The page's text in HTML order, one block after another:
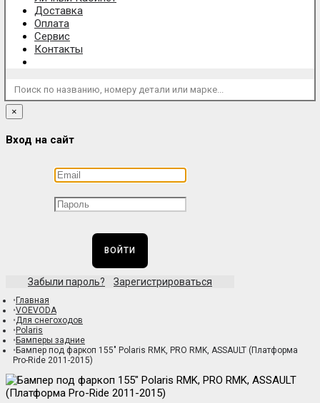
Доставка
Оплата
Сервис
Контакты
Поиск по названию, номеру детали или марке...
×
Вход на сайт
ВОЙТИ
Забыли пароль? Зарегистрироваться
Главная
VOEVODA
Для снегоходов
Polaris
Бамперы задние
Бампер под фаркоп 155" Polaris RMK, PRO RMK, ASSAULT (Платформа
Pro-Ride 2011-2015)